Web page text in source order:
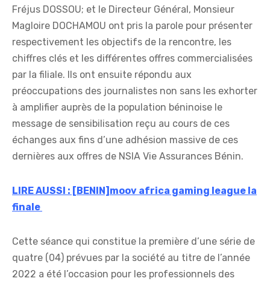
Fréjus DOSSOU; et le Directeur Général, Monsieur
Magloire DOCHAMOU ont pris la parole pour présenter
respectivement les objectifs de la rencontre, les
chiffres clés et les différentes offres commercialisées
par la filiale. Ils ont ensuite répondu aux
préoccupations des journalistes non sans les exhorter
à amplifier auprès de la population béninoise le
message de sensibilisation reçu au cours de ces
échanges aux fins d’une adhésion massive de ces
dernières aux offres de NSIA Vie Assurances Bénin.
LIRE AUSSI : [BENIN]moov africa gaming league la
finale
Cette séance qui constitue la première d’une série de
quatre (04) prévues par la société au titre de l’année
2022 a été l’occasion pour les professionnels des